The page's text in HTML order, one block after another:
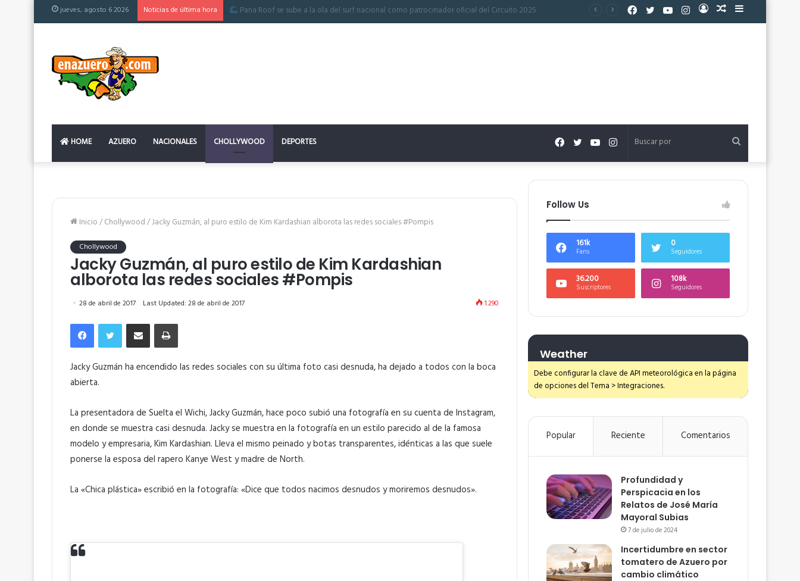
jueves, agosto 6 2026 Noticias de última hora El colchón perfecto: la clave para un descanso reparador
Barra
Publicación
Acceso
Instagram
YouTube
Twitter
Facebook
HOME AZUERO NACIONALES CHOLLYWOOD DEPORTES Buscar
por
Instagram
YouTube
Twitter
Facebook
Inicio/Chollywood/Jacky Guzmán, al puro estilo de Kim Kardashian alborota las redes sociales #Pompis
Chollywood
Jacky Guzmán, al puro estilo de Kim Kardashian
alborota las redes sociales #Pompis
28 de abril de 2017 Last Updated: 28 de abril de 2017 1.290
FacebookTwitter Compartir por correo electrónicoImprimir
Jacky Guzmán ha encendido las redes sociales con su última foto casi desnuda, ha dejado a todos con la boca
abierta.
La presentadora de Suelta el Wichi, Jacky Guzmán, hace poco subió una fotografía en su cuenta de Instagram,
en donde se muestra casi desnuda. Jacky se muestra en la fotografía en un estilo parecido al de la famosa
modelo y empresaria, Kim Kardashian. Lleva el mismo peinado y botas transparentes, idénticas a las que suele
ponerse la esposa del rapero Kanye West y madre de North.
La «Chica plástica» escribió en la fotografía: «Dice que todos nacimos desnudos y moriremos desnudos».
Follow Us
161k
Fans
0
Seguidores
36.200
Suscriptores
108k
Seguidores
Weather
Debe configurar la clave de API meteorológica en la página
de opciones del Tema > Integraciones.
Popular Reciente Comentarios
Profundidad y
Perspicacia en los
Relatos de José María
Mayoral Subias
7 de julio de 2024
Incertidumbre en sector
tomatero de Azuero por
cambio climático